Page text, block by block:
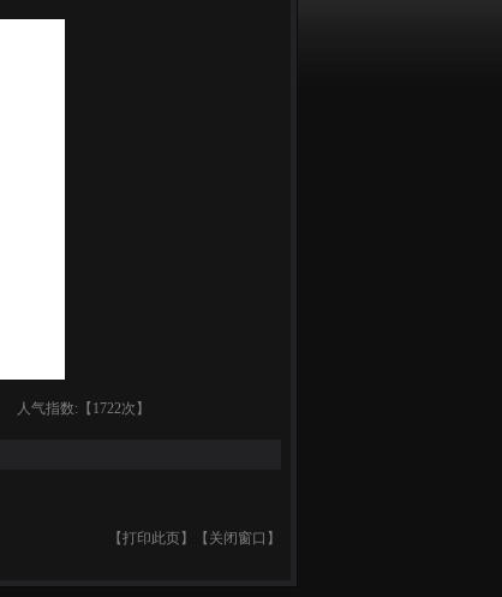
人气指数:【1722次】
【打印此页】【 关闭窗口 】